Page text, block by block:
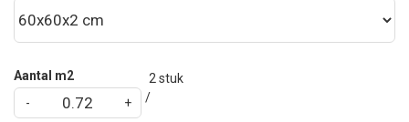
Aantal m2 2 stuk